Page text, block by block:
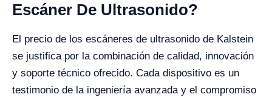
Escáner De Ultrasonido?
El precio de los escáneres de ultrasonido de Kalstein
se justifica por la combinación de calidad, innovación
y soporte técnico ofrecido. Cada dispositivo es un
testimonio de la ingeniería avanzada y el compromiso